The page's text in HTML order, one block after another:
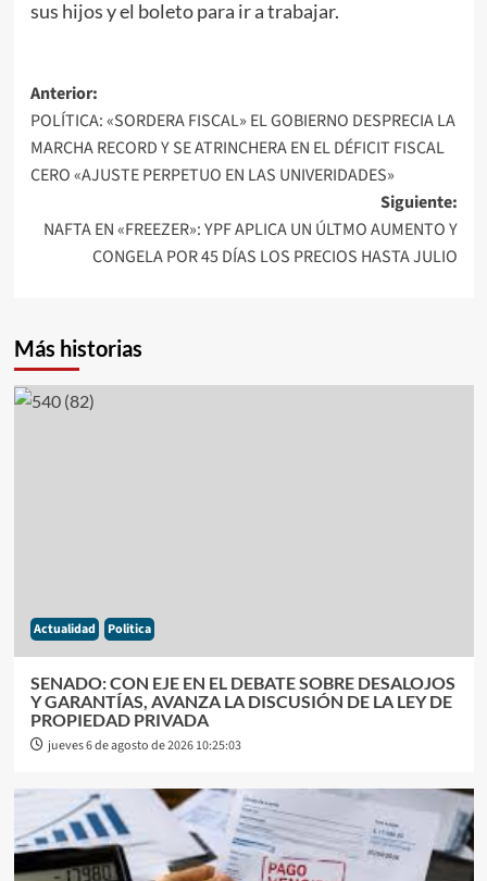
sus hijos y el boleto para ir a trabajar.
Navegación
de
entradas
Anterior:
POLÍTICA: «SORDERA FISCAL» EL GOBIERNO DESPRECIA LA
MARCHA RECORD Y SE ATRINCHERA EN EL DÉFICIT FISCAL
CERO «AJUSTE PERPETUO EN LAS UNIVERIDADES»
Siguiente:
NAFTA EN «FREEZER»: YPF APLICA UN ÚLTMO AUMENTO Y
CONGELA POR 45 DÍAS LOS PRECIOS HASTA JULIO
Más historias
Actualidad Politica
SENADO: CON EJE EN EL DEBATE SOBRE DESALOJOS
Y GARANTÍAS, AVANZA LA DISCUSIÓN DE LA LEY DE
PROPIEDAD PRIVADA
jueves 6 de agosto de 2026 10:25:03